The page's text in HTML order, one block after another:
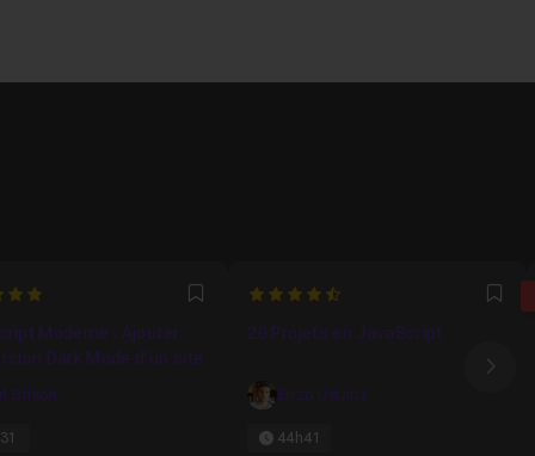
Favori
Moderne : Ajouter
Dark Mode d'un site
Brison
4.5
20 Projets en JavaScript
Enzo Ustariz
44h41